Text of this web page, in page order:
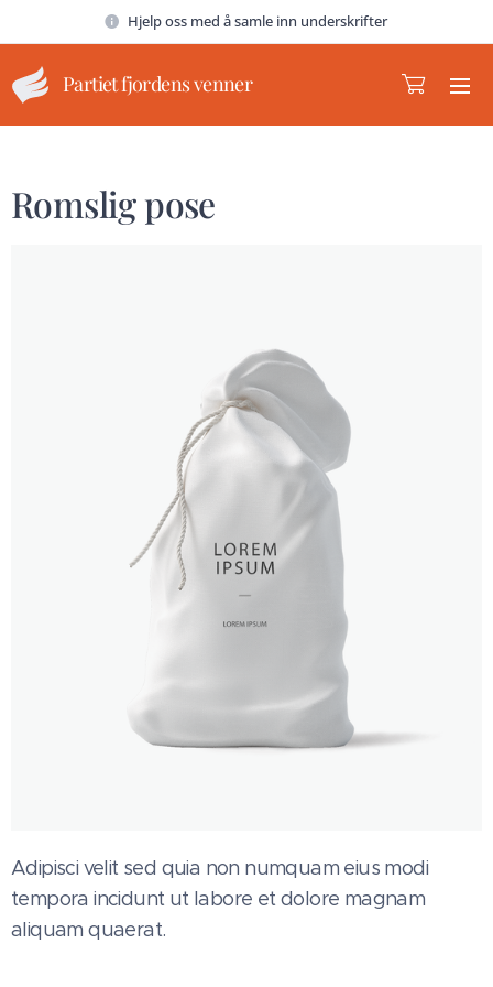
Hjelp oss med å samle inn underskrifter
Partiet fjordens venner
Romslig pose
Adipisci velit sed quia non numquam eius modi
tempora incidunt ut labore et dolore magnam
aliquam quaerat.